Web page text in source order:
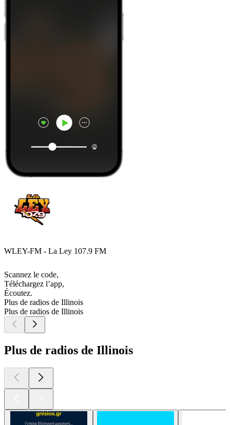
WLEY-FM - La Ley 107.9 FM
Scannez le code,
Téléchargez l’app,
Écoutez.
Plus de radios de Illinois
Plus de radios de Illinois
Plus de radios de Illinois